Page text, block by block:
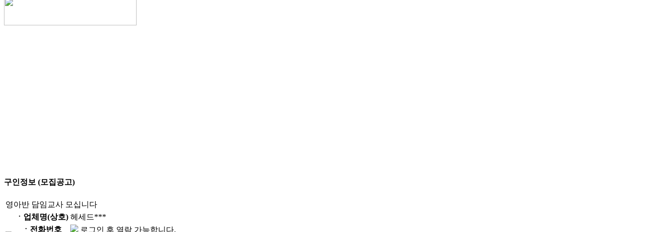
구인정보 (모집공고)
영아반 담임교사 모십니다
ㆍ업체명(상호) 헤세드***
ㆍ전화번호
로그인 후 열람 가능합니다.